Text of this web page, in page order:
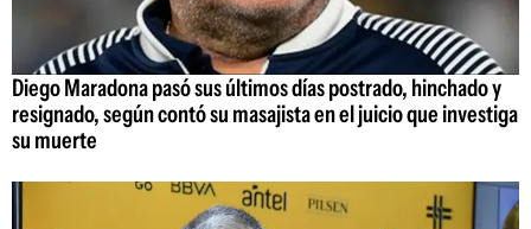
Diego Maradona pasó sus últimos días postrado, hinchado y
resignado, según contó su masajista en el juicio que investiga
su muerte